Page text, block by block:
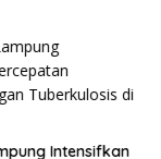
Intensifkan